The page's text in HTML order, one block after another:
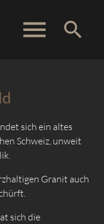
menu search
sich ein altes
Schweiz, unweit
Granit auch
sich die